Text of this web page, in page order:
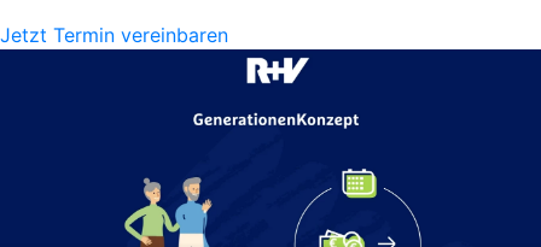
Jetzt Termin vereinbaren